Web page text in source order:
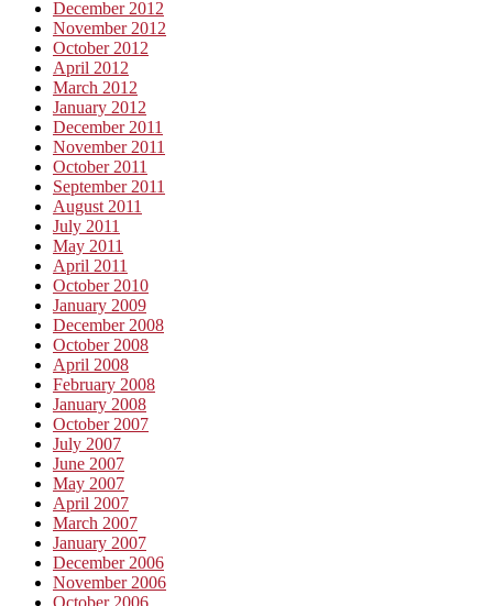
December 2012
November 2012
October 2012
April 2012
March 2012
January 2012
December 2011
November 2011
October 2011
September 2011
August 2011
July 2011
May 2011
April 2011
October 2010
January 2009
December 2008
October 2008
April 2008
February 2008
January 2008
October 2007
July 2007
June 2007
May 2007
April 2007
March 2007
January 2007
December 2006
November 2006
October 2006